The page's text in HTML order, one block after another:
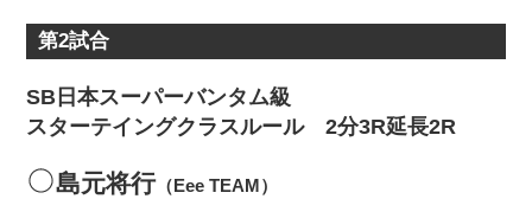
第2試合
SB日本スーパーバンタム級
スターテイングクラスルール 2分3R延長2R
島元将行（Eee TEAM）